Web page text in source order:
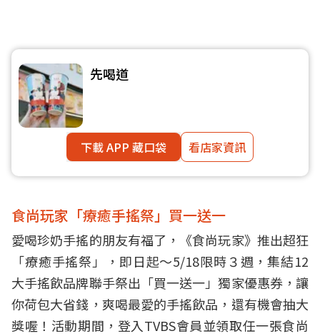
先喝道
下載 APP 藏口袋 看店家資訊
食尚玩家「療癒手搖祭」買一送一
愛喝珍奶手搖的朋友有福了，《食尚玩家》推出超狂
「療癒手搖祭」，即日起～5/18限時３週，集結12
大手搖飲品牌聯手祭出「買一送一」獨家優惠券，讓
你荷包大省錢，爽喝最愛的手搖飲品，還有機會抽大
獎喔！活動期間，登入TVBS會員並領取任一張食尚